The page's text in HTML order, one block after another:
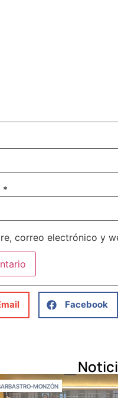
*
correo electrónico y
Facebook
MONZÓN